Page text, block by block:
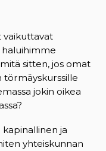
vaikuttavat
haluihimme
sitten, jos omat
törmäyskurssille
jokin oikea
ja
yhteiskunnan